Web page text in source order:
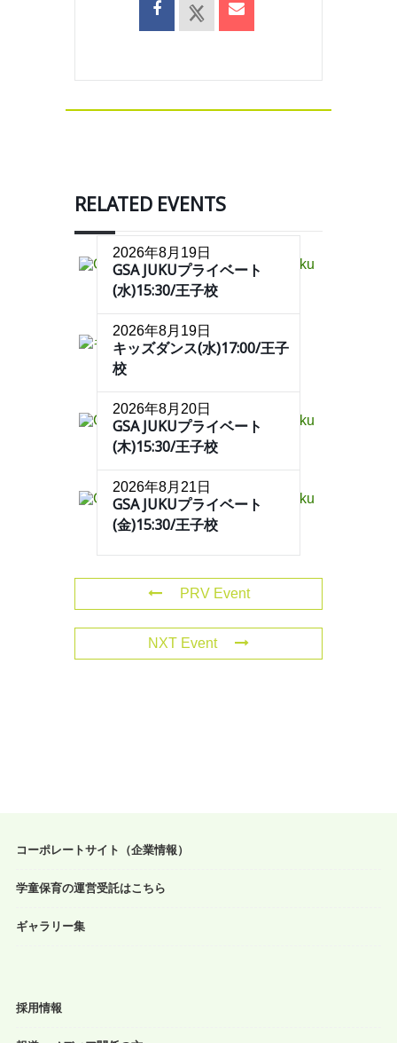
RELATED EVENTS
2026年8月19日
GSA JUKUプライベート
(水)15:30/王子校
2026年8月19日
キッズダンス(水)17:00/王子
校
2026年8月20日
GSA JUKUプライベート
(木)15:30/王子校
2026年8月21日
GSA JUKUプライベート
(金)15:30/王子校
PRV Event
NXT Event
コーポレートサイト（企業情報）
学童保育の運営受託はこちら
ギャラリー集
採用情報